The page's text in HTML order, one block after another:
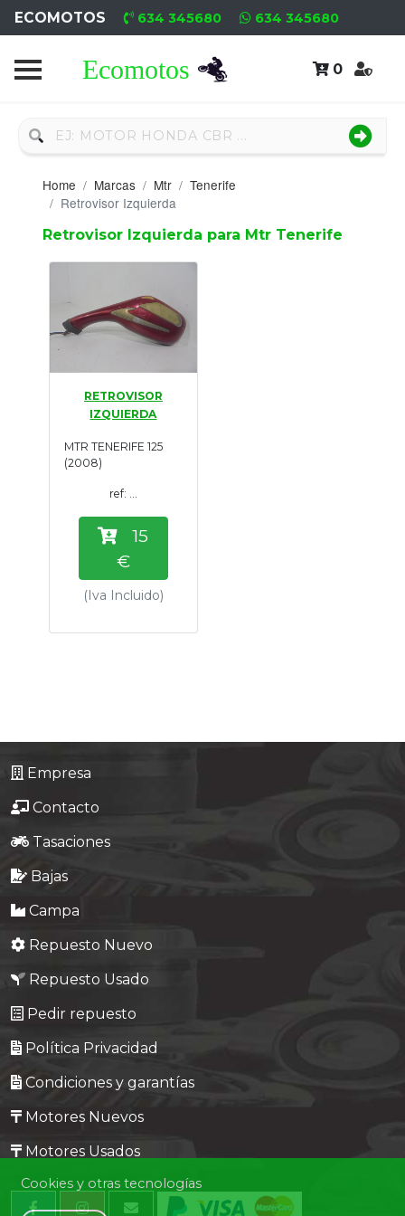
ECOMOTOS 634 345680 634 345680
0
Home
Nuevo
Neumáticos
Campa
Nuevos
Motores
Usados
Formulario
Empresa
Contacto
Home Marcas Mtr
Tenerife
Retrovisor Izquierda
Retrovisor Izquierda para Mtr Tenerife
RETROVISOR
IZQUIERDA
MTR TENERIFE 125
(2008)
ref: ...
15
€
(Iva Incluido)
Empresa
Contacto
Tasaciones
Bajas
Campa
Repuesto Nuevo
Repuesto Usado
Pedir repuesto
Política Privacidad
Condiciones y garantías
Motores Nuevos
Motores Usados
Cookies y otras tecnologías